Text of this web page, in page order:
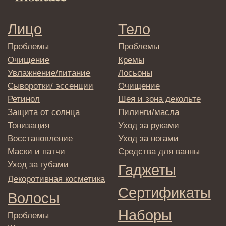
персональных данных
Политика
Договор оферта
Реквизиты и контакты
Подписаться
E-mail
→
Отправляя адрес электронной почты
вы соглашаетесь с политикой в отношении
© 2025 Institute Store